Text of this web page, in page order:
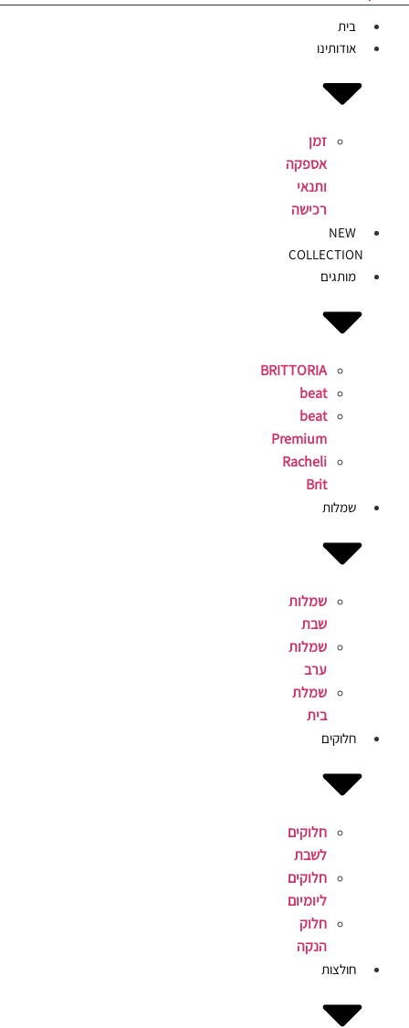
בית
אודותינו
זמן
אספקה
ותנאי
רכישה
NEW
COLLECTION
מותגים
BRITTORIA
beat
beat
Premium
Racheli
Brit
שמלות
שמלות
שבת
שמלות
ערב
שמלת
בית
חלוקים
חלוקים
לשבת
חלוקים
ליומיום
חלוק
הנקה
חולצות